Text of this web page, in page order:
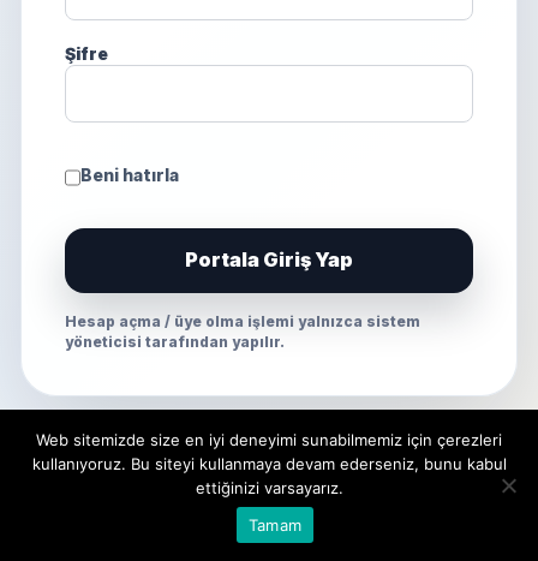
Şifre
Beni hatırla
Portala Giriş Yap
Hesap açma / üye olma işlemi yalnızca sistem
yöneticisi tarafından yapılır.
Web sitemizde size en iyi deneyimi sunabilmemiz için çerezleri
kullanıyoruz. Bu siteyi kullanmaya devam ederseniz, bunu kabul
ettiğinizi varsayarız.
Tamam